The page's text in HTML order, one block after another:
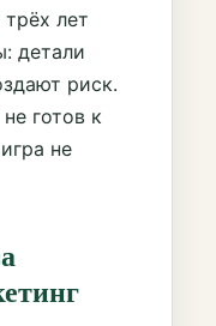
лет
детали
риск.
готов к
не